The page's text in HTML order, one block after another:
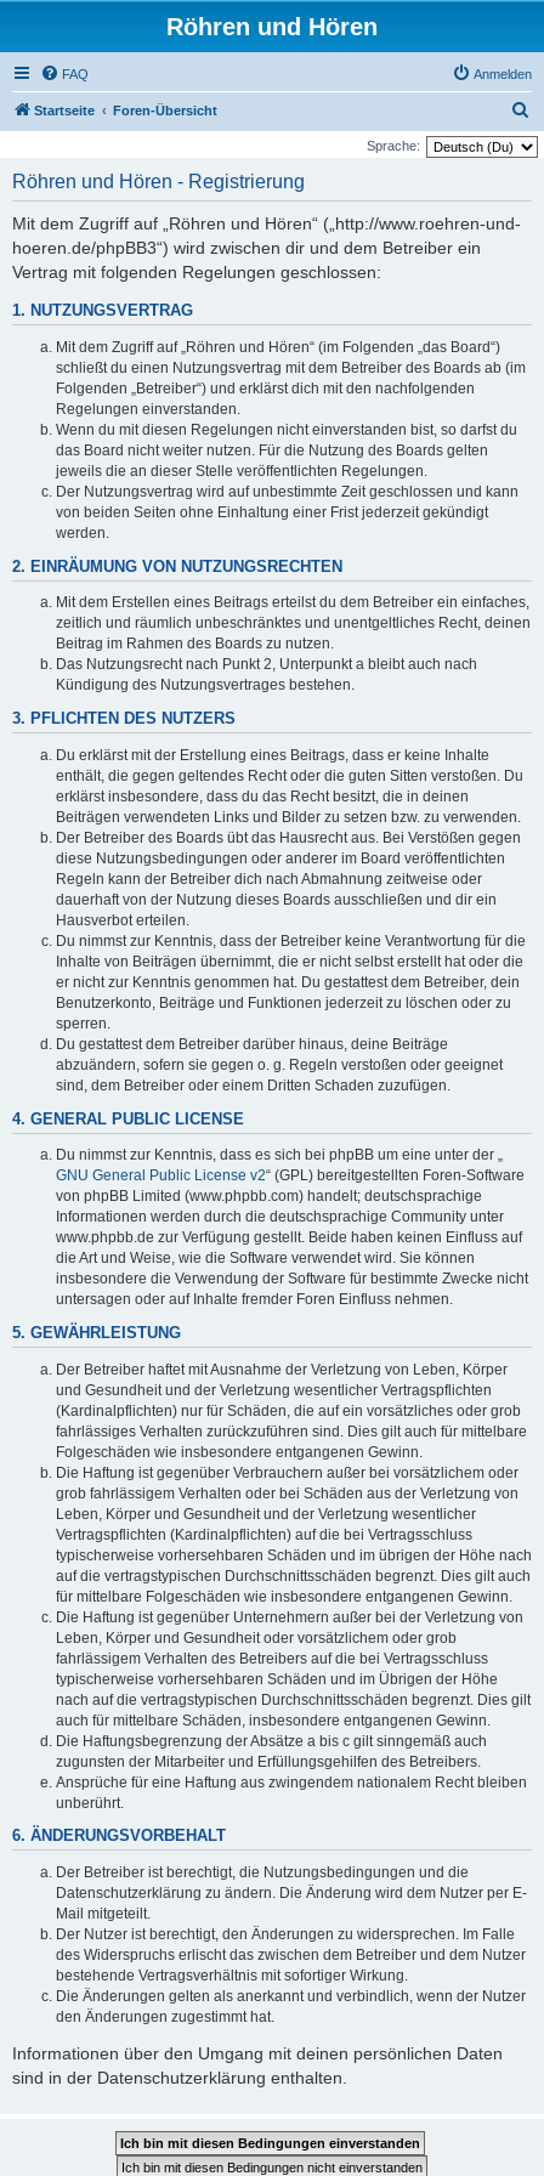
Röhren und Hören
FAQ Anmelden
Startseite Foren-Übersicht
u
Sprache:
Röhren und Hören - Registrierung
Mit dem Zugriff auf „Röhren und Hören“ („http://www.roehren-und-
hoeren.de/phpBB3“) wird zwischen dir und dem Betreiber ein
Vertrag mit folgenden Regelungen geschlossen:
1. NUTZUNGSVERTRAG
Mit dem Zugriff auf „Röhren und Hören“ (im Folgenden „das Board“)
schließt du einen Nutzungsvertrag mit dem Betreiber des Boards ab (im
Folgenden „Betreiber“) und erklärst dich mit den nachfolgenden
Regelungen einverstanden.
Wenn du mit diesen Regelungen nicht einverstanden bist, so darfst du
das Board nicht weiter nutzen. Für die Nutzung des Boards gelten
jeweils die an dieser Stelle veröffentlichten Regelungen.
Der Nutzungsvertrag wird auf unbestimmte Zeit geschlossen und kann
von beiden Seiten ohne Einhaltung einer Frist jederzeit gekündigt
werden.
2. EINRÄUMUNG VON NUTZUNGSRECHTEN
Mit dem Erstellen eines Beitrags erteilst du dem Betreiber ein einfaches,
zeitlich und räumlich unbeschränktes und unentgeltliches Recht, deinen
Beitrag im Rahmen des Boards zu nutzen.
Das Nutzungsrecht nach Punkt 2, Unterpunkt a bleibt auch nach
Kündigung des Nutzungsvertrages bestehen.
3. PFLICHTEN DES NUTZERS
Du erklärst mit der Erstellung eines Beitrags, dass er keine Inhalte
enthält, die gegen geltendes Recht oder die guten Sitten verstoßen. Du
erklärst insbesondere, dass du das Recht besitzt, die in deinen
Beiträgen verwendeten Links und Bilder zu setzen bzw. zu verwenden.
Der Betreiber des Boards übt das Hausrecht aus. Bei Verstößen gegen
diese Nutzungsbedingungen oder anderer im Board veröffentlichten
Regeln kann der Betreiber dich nach Abmahnung zeitweise oder
dauerhaft von der Nutzung dieses Boards ausschließen und dir ein
Hausverbot erteilen.
Du nimmst zur Kenntnis, dass der Betreiber keine Verantwortung für die
Inhalte von Beiträgen übernimmt, die er nicht selbst erstellt hat oder die
er nicht zur Kenntnis genommen hat. Du gestattest dem Betreiber, dein
Benutzerkonto, Beiträge und Funktionen jederzeit zu löschen oder zu
sperren.
Du gestattest dem Betreiber darüber hinaus, deine Beiträge
abzuändern, sofern sie gegen o. g. Regeln verstoßen oder geeignet
sind, dem Betreiber oder einem Dritten Schaden zuzufügen.
4. GENERAL PUBLIC LICENSE
Du nimmst zur Kenntnis, dass es sich bei phpBB um eine unter der „
GNU General Public License v2“ (GPL) bereitgestellten Foren-Software
von phpBB Limited (www.phpbb.com) handelt; deutschsprachige
Informationen werden durch die deutschsprachige Community unter
www.phpbb.de zur Verfügung gestellt. Beide haben keinen Einfluss auf
die Art und Weise, wie die Software verwendet wird. Sie können
insbesondere die Verwendung der Software für bestimmte Zwecke nicht
untersagen oder auf Inhalte fremder Foren Einfluss nehmen.
5. GEWÄHRLEISTUNG
Der Betreiber haftet mit Ausnahme der Verletzung von Leben, Körper
und Gesundheit und der Verletzung wesentlicher Vertragspflichten
(Kardinalpflichten) nur für Schäden, die auf ein vorsätzliches oder grob
fahrlässiges Verhalten zurückzuführen sind. Dies gilt auch für mittelbare
Folgeschäden wie insbesondere entgangenen Gewinn.
Die Haftung ist gegenüber Verbrauchern außer bei vorsätzlichem oder
grob fahrlässigem Verhalten oder bei Schäden aus der Verletzung von
Leben, Körper und Gesundheit und der Verletzung wesentlicher
Vertragspflichten (Kardinalpflichten) auf die bei Vertragsschluss
typischerweise vorhersehbaren Schäden und im übrigen der Höhe nach
auf die vertragstypischen Durchschnittsschäden begrenzt. Dies gilt auch
für mittelbare Folgeschäden wie insbesondere entgangenen Gewinn.
Die Haftung ist gegenüber Unternehmern außer bei der Verletzung von
Leben, Körper und Gesundheit oder vorsätzlichem oder grob
fahrlässigem Verhalten des Betreibers auf die bei Vertragsschluss
typischerweise vorhersehbaren Schäden und im Übrigen der Höhe
nach auf die vertragstypischen Durchschnittsschäden begrenzt. Dies gilt
auch für mittelbare Schäden, insbesondere entgangenen Gewinn.
Die Haftungsbegrenzung der Absätze a bis c gilt sinngemäß auch
zugunsten der Mitarbeiter und Erfüllungsgehilfen des Betreibers.
Ansprüche für eine Haftung aus zwingendem nationalem Recht bleiben
unberührt.
6. ÄNDERUNGSVORBEHALT
Der Betreiber ist berechtigt, die Nutzungsbedingungen und die
Datenschutzerklärung zu ändern. Die Änderung wird dem Nutzer per E-
Mail mitgeteilt.
Der Nutzer ist berechtigt, den Änderungen zu widersprechen. Im Falle
des Widerspruchs erlischt das zwischen dem Betreiber und dem Nutzer
bestehende Vertragsverhältnis mit sofortiger Wirkung.
Die Änderungen gelten als anerkannt und verbindlich, wenn der Nutzer
den Änderungen zugestimmt hat.
Informationen über den Umgang mit deinen persönlichen Daten
sind in der Datenschutzerklärung enthalten.